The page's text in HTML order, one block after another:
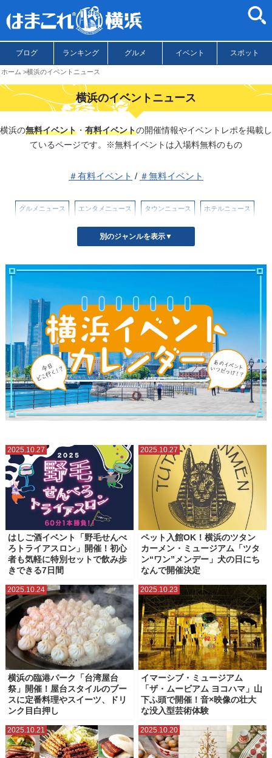
ブログ ランキング グルメ イベント スポット
ホーム 横浜のイベントニュース
横浜のイベントニュース
横浜の無料イベント ・ 有料イベントの開催情報やイベントレポを掲載し
ているページです。※無料イベントは入場料無料のもの
＃有料イベント / ＃無料イベント
グルメニュース エンタメニュース タウンニュース ホテルニュース
イベントニュース
別のジャンルを表示▼
2025.10.27
はしご酒イベント「野毛せんべ
ろトライアスロン」開催！初心
者も気軽に特別セットで飲み歩
きできる7日間
2025.10.27
ペット入館OK！横浜のツタン
カーメン・ミュージアム「ツタ
ン“ワン”メンデー」犬の日にち
なんで開催決定
2025.10.24
横浜の臨港パーク「台湾屋台
祭」開催！屋台スタイルのブー
スに定番料理やスイーツ、ドリ
ンク目白押し
2025.10.23
イマーシブ・ミュージアム
「ザ・ムービアム ヨコハマ」山
下ふ頭で開催！音×映像の壮大
な没入型芸術体験
2025.10.21 2025.10.20